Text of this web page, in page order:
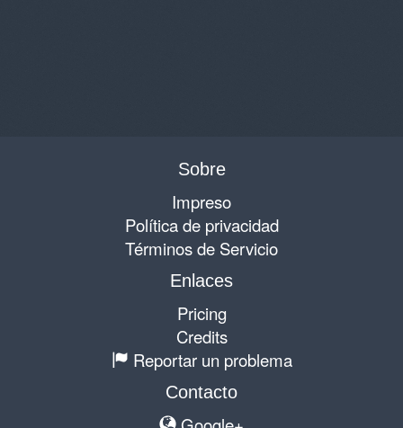
Sobre
Impreso
Política de privacidad
Términos de Servicio
Enlaces
Pricing
Credits
Reportar un problema
Contacto